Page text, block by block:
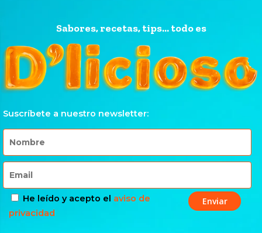
Sabores, recetas, tips... todo es
Suscríbete a nuestro newsletter:
He leído y acepto el aviso de
privacidad